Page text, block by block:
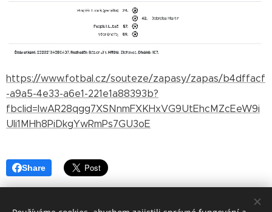
https://www.fotbal.cz/souteze/zapasy/zapas/b4dffacf
-a9a5-4e33-a6e1-221e1a88393b?
fbclid=IwAR28qgg7XSNnmFXKHxVG9UtEhcMZcEeW9i
UIi1MHh8PiDkgYwRmPs7GU3oE
Share